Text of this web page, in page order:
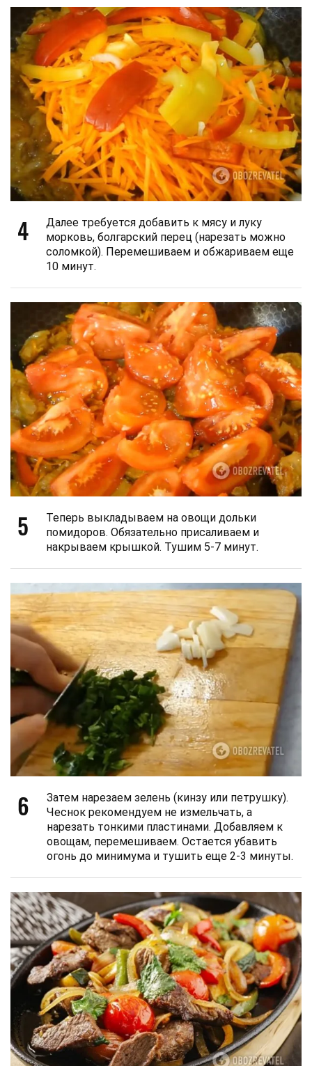
4
Далее требуется добавить к мясу и луку
морковь, болгарский перец (нарезать можно
соломкой). Перемешиваем и обжариваем еще
10 минут.
5
Теперь выкладываем на овощи дольки
помидоров. Обязательно присаливаем и
накрываем крышкой. Тушим 5-7 минут.
6
Затем нарезаем зелень (кинзу или петрушку).
Чеснок рекомендуем не измельчать, а
нарезать тонкими пластинами. Добавляем к
овощам, перемешиваем. Остается убавить
огонь до минимума и тушить еще 2-3 минуты.